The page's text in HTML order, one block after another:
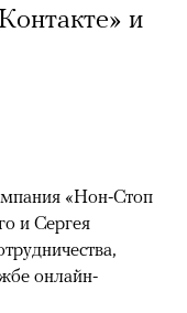
и
«Нон-Стоп
и Сергея
онлайн-